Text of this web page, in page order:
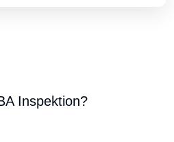
Inspektion?